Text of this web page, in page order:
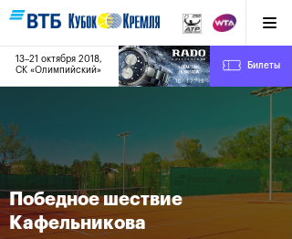
13–21 октября 2018,
СК «Олимпийский»
10 :17 : 19
Билеты
Победное шествие
Кафельникова